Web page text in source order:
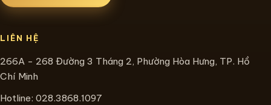
LIÊN HỆ
266A - 268 Đường 3 Tháng 2, Phường Hòa Hưng, TP. Hồ
Chí Minh
Hotline: 028.3868.1097